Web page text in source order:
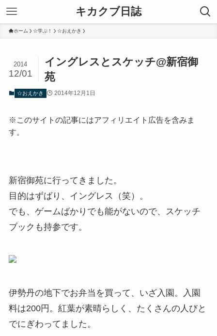
キカクブ日誌
ホーム ☆学ぶ！ ☆おえかき
イングレスとスケッチ@新宿御
苑
2014
12/01
☆おえかき 2014年12月1日
※このサイトの記事にはアフィリエイト広告を含みま
す。
新宿御苑に行ってきました。
目的はずばり、イングレス（笑）。
でも、ゲームばかりでも能がないので、スケッチ
ブックも持参です。
伊勢丹の地下でお弁当を買って、いざ入園。入園
料は200円。紅葉が素晴らしく、たくさんの人びと
でにぎわってました。